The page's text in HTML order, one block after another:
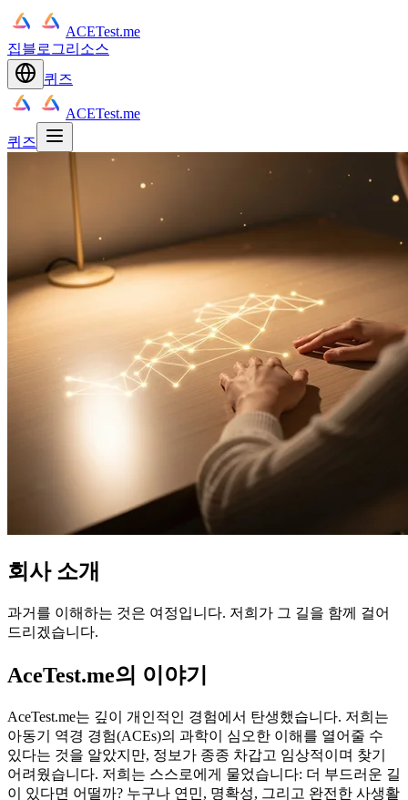
ACETest.me
집블로그리소스
퀴즈
ACETest.me
퀴즈
회사 소개
과거를 이해하는 것은 여정입니다. 저희가 그 길을 함께 걸어
드리겠습니다.
AceTest.me의 이야기
AceTest.me는 깊이 개인적인 경험에서 탄생했습니다. 저희는
아동기 역경 경험(ACEs)의 과학이 심오한 이해를 열어줄 수
있다는 것을 알았지만, 정보가 종종 차갑고 임상적이며 찾기
어려웠습니다. 저희는 스스로에게 물었습니다: 더 부드러운 길
이 있다면 어떨까? 누구나 연민, 명확성, 그리고 완전한 사생활